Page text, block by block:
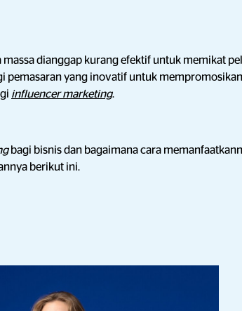
dianggap kurang efektif untuk memikat
pemasaran yang inovatif untuk
influencer marketing.
bagi bisnis dan bagaimana cara
berikut ini.